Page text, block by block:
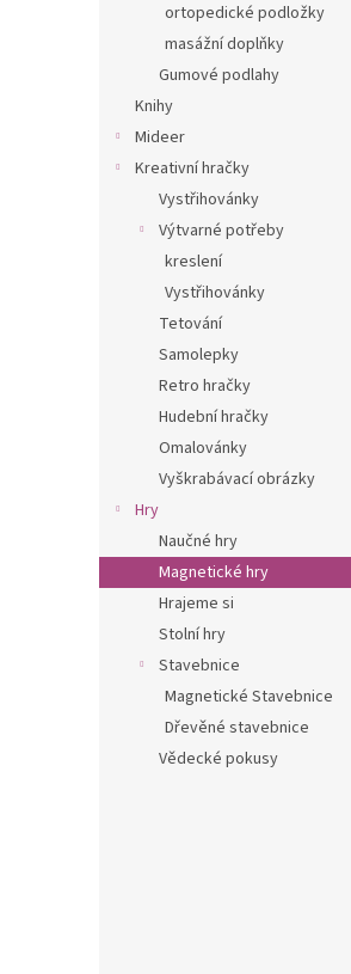
ortopedické podložky
masážní doplňky
Gumové podlahy
Knihy
Mideer
Kreativní hračky
Vystřihovánky
Výtvarné potřeby
kreslení
Vystřihovánky
Tetování
Samolepky
Retro hračky
Hudební hračky
Omalovánky
Vyškrabávací obrázky
Hry
Naučné hry
Magnetické hry
Hrajeme si
Stolní hry
Stavebnice
Magnetické Stavebnice
Dřevěné stavebnice
Vědecké pokusy